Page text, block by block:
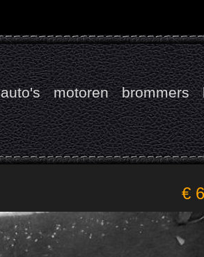
auto's motoren brommers
€